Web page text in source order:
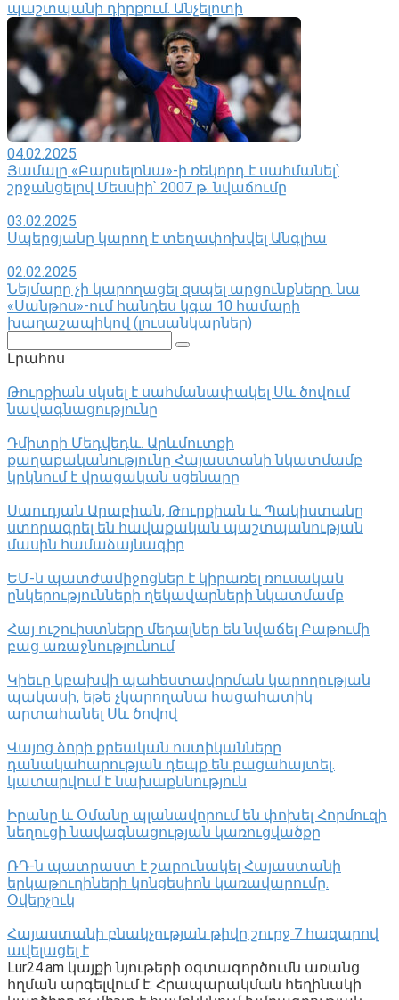
պաշտպանի դիրքում. Անչելոտի
04.02.2025
Յամալը «Բարսելոնա»-ի ռեկորդ է սահմանել՝
շրջանցելով Մեսսիի՝ 2007 թ. նվաճումը
03.02.2025
Սպերցյանը կարող է տեղափոխվել Անգլիա
02.02.2025
Նեյմարը չի կարողացել զսպել արցունքները․ նա
«Սանթոս»-ում հանդես կգա 10 համարի
խաղաշապիկով (լուսանկարներ)
Լրահոս
Թուրքիան սկսել է սահմանափակել Սև ծովում
նավագնացությունը
Դմիտրի Մեդվեդև. Արևմուտքի
քաղաքականությունը Հայաստանի նկատմամբ
կրկնում է վրացական սցենարը
Սաուդյան Արաբիան, Թուրքիան և Պակիստանը
ստորագրել են հավաքական պաշտպանության
մասին համաձայնագիր
ԵՄ-ն պատժամիջոցներ է կիրառել ռուսական
ընկերությունների ղեկավարների նկատմամբ
Հայ ուշուիստները մեդալներ են նվաճել Բաթումի
բաց առաջնությունում
Կիեւը կբախվի պահեստավորման կարողության
պակասի, եթե չկարողանա հացահատիկ
արտահանել Սև ծովով
Վայոց ձորի քրեական ոստիկանները
դանակահարության դեպք են բացահայտել․
կատարվում է նախաքննություն
Իրանը և Օմանը պլանավորում են փոխել Հորմուզի
նեղուցի նավագնացության կառուցվածքը
ՌԴ-ն պատրաստ է շարունակել Հայաստանի
երկաթուղիների կոնցեսիոն կառավարումը.
Օվերչուկ
Հայաստանի բնակչության թիվը շուրջ 7 հազարով
ավելացել է
Lur24.am կայքի նյութերի օգտագործումն առանց
հղման արգելվում է: Հրապարակման հեղինակի